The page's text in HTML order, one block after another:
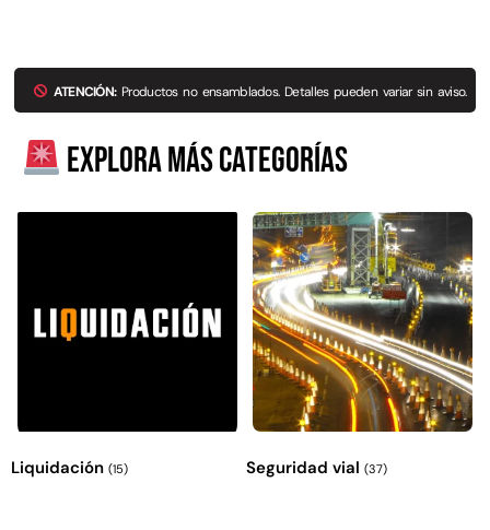
ATENCIÓN:Productos no ensamblados. Detalles pueden variar sin aviso.
Explora más categorías
Liquidación (15) Seguridad vial (37)